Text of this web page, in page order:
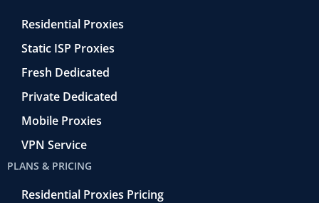
k
e
t
r
o
Residential Proxies
Static ISP Proxies
Fresh Dedicated
Private Dedicated
Mobile Proxies
VPN Service
PLANS & PRICING
Residential Proxies Pricing